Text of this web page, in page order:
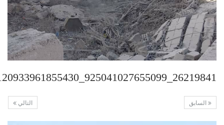
26219841_925041027655099_7420120933961855430_n
التالي السابق